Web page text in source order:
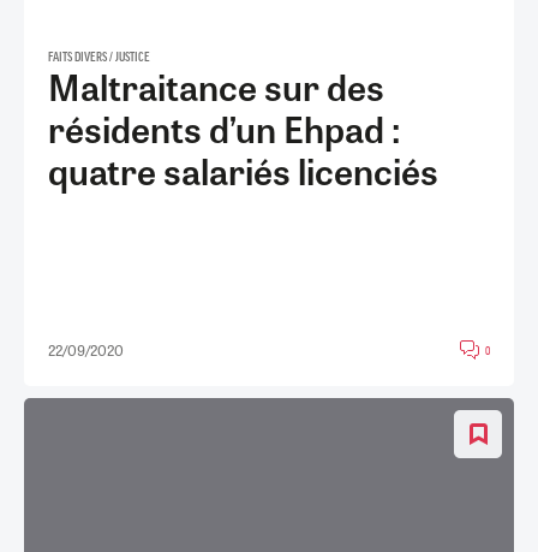
FAITS DIVERS / JUSTICE
Maltraitance sur des
résidents d’un Ehpad :
quatre salariés licenciés
22/09/2020 0